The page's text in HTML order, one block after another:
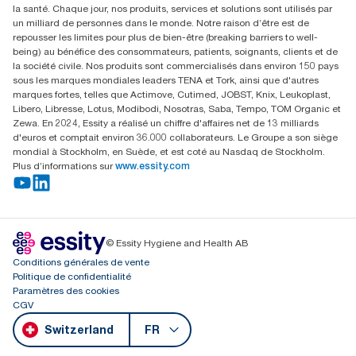
Parkstraße 1b
6214 Schenkon
Lundi-jeudi 8:00-16:30 | Vendredi 8:00-15:00
GLN: 7609999000928
la santé. Chaque jour, nos produits, services et solutions sont utilisés par
un milliard de personnes dans le monde. Notre raison d’être est de
repousser les limites pour plus de bien-être (breaking barriers to well-
being) au bénéfice des consommateurs, patients, soignants, clients et de
la société civile. Nos produits sont commercialisés dans environ 150 pays
sous les marques mondiales leaders TENA et Tork, ainsi que d'autres
marques fortes, telles que Actimove, Cutimed, JOBST, Knix, Leukoplast,
Libero, Libresse, Lotus, Modibodi, Nosotras, Saba, Tempo, TOM Organic et
Zewa. En 2024, Essity a réalisé un chiffre d'affaires net de 13 milliards
d'euros et comptait environ 36.000 collaborateurs. Le Groupe a son siège
mondial à Stockholm, en Suède, et est coté au Nasdaq de Stockholm.
Plus d’informations sur www.essity.com
© Essity Hygiene and Health AB
Conditions générales de vente
Politique de confidentialité
Paramètres des cookies
CGV
Switzerland FR